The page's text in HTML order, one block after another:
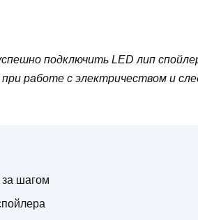
подключить LED лип
работе с электричеством и
шагом